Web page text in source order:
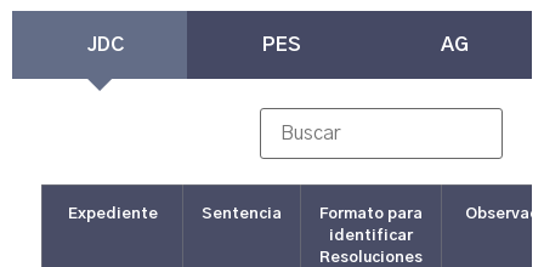
JDC PES AG
Expediente Sentencia
Formato para
identificar
Resoluciones